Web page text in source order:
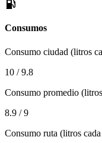
Consumos
Consumo ciudad (litros
10 / 9.8
Consumo promedio
8.9 / 9
Consumo ruta (litros